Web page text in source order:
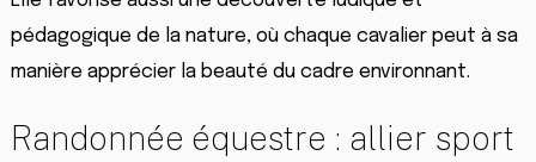
pédagogique de la nature, où chaque cavalier peut à sa
manière apprécier la beauté du cadre environnant.
Randonnée équestre : allier sport